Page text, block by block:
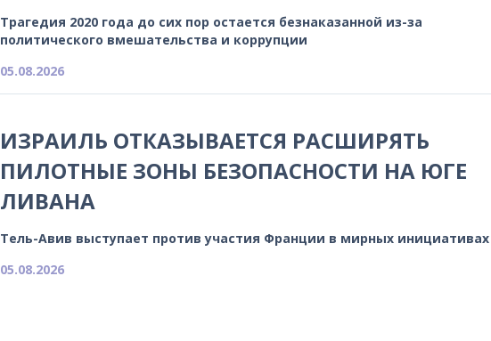
Трагедия 2020 года до сих пор остается безнаказанной из-за
политического вмешательства и коррупции
05.08.2026
ИЗРАИЛЬ ОТКАЗЫВАЕТСЯ РАСШИРЯТЬ
ПИЛОТНЫЕ ЗОНЫ БЕЗОПАСНОСТИ НА ЮГЕ
ЛИВАНА
Тель-Авив выступает против участия Франции в мирных инициативах
05.08.2026